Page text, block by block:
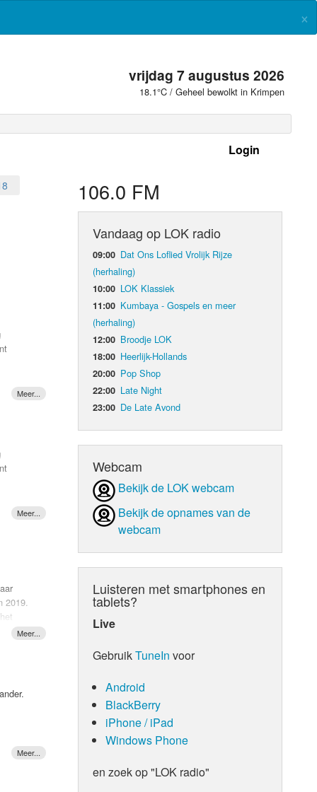
×
vrijdag 7 augustus 2026
18.1°C / Geheel bewolkt in Krimpen
Login
2019.
de
106.0 FM
Vandaag op LOK radio
09:00 Dat Ons Loflied Vrolijk Rijze
(herhaling)
10:00 LOK Klassiek
11:00 Kumbaya - Gospels en meer
(herhaling)
12:00 Broodje LOK
18:00 Heerlijk-Hollands
20:00 Pop Shop
22:00 Late Night
23:00 De Late Avond
Webcam
Bekijk de LOK webcam
Bekijk de opnames van de
webcam
Luisteren met smartphones en
tablets?
Live
GebruikTuneIn voor
Android
BlackBerry
iPhone / iPad
Windows Phone
en zoek op "LOK radio"